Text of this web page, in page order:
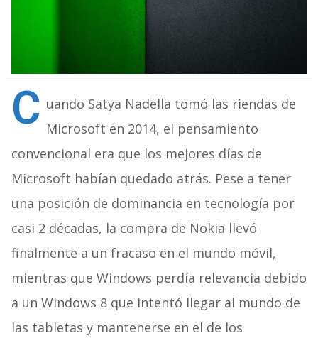
C uando Satya Nadella tomó las riendas de
Microsoft en 2014, el pensamiento
convencional era que los mejores días de
Microsoft habían quedado atrás. Pese a tener
una posición de dominancia en tecnología por
casi 2 décadas, la compra de Nokia llevó
finalmente a un fracaso en el mundo móvil,
mientras que Windows perdía relevancia debido
a un Windows 8 que intentó llegar al mundo de
las tabletas y mantenerse en el de los